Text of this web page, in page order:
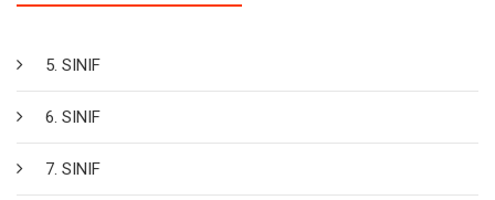
5. SINIF
6. SINIF
7. SINIF